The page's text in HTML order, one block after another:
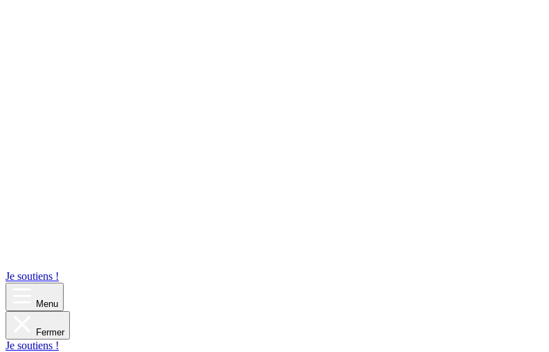
Je soutiens !
Menu
Fermer
Je soutiens !